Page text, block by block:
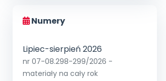
Numery
Lipiec-sierpień 2026
nr 07-08.298-299/2026 -
materiały na cały rok